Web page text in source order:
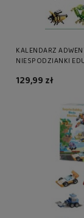
KALENDARZ
NIESPODZIANKI
129,99 zł